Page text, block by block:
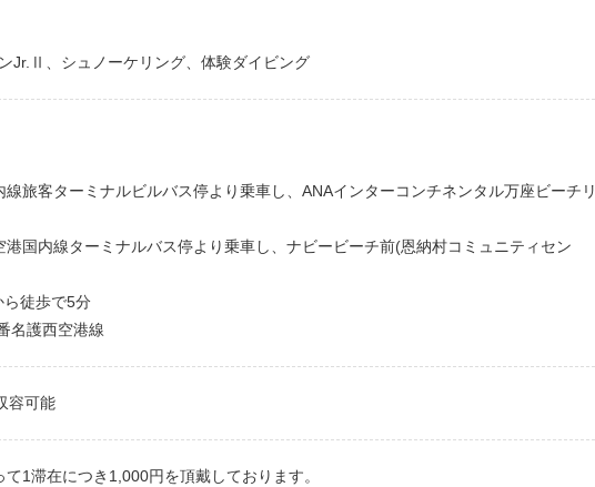
Jr.Ⅱ、シュノーケリング、体験ダイビング
旅客ターミナルビルバス停より乗車し、ANAインターコンチネンタル万座ビーチリ
国内線ターミナルバス停より乗車し、ナビービーチ前(恩納村コミュニティセン
徒歩で5分
名護西空港線
容可能
1滞在につき1,000円を頂戴しております。